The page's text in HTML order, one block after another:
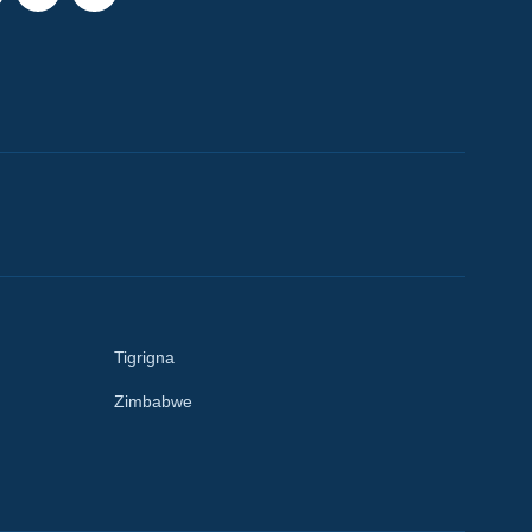
Tigrigna
Zimbabwe